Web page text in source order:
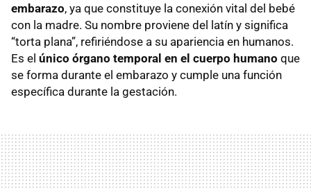
embarazo, ya que constituye la conexión vital del bebé
con la madre. Su nombre proviene del latín y significa
“torta plana”, refiriéndose a su apariencia en humanos.
Es el único órgano temporal en el cuerpo humano que
se forma durante el embarazo y cumple una función
específica durante la gestación.